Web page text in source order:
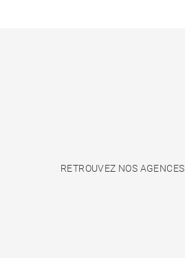
RETROUVEZ NOS AGENCES